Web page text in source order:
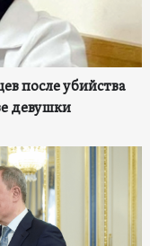
после убийства
девушки